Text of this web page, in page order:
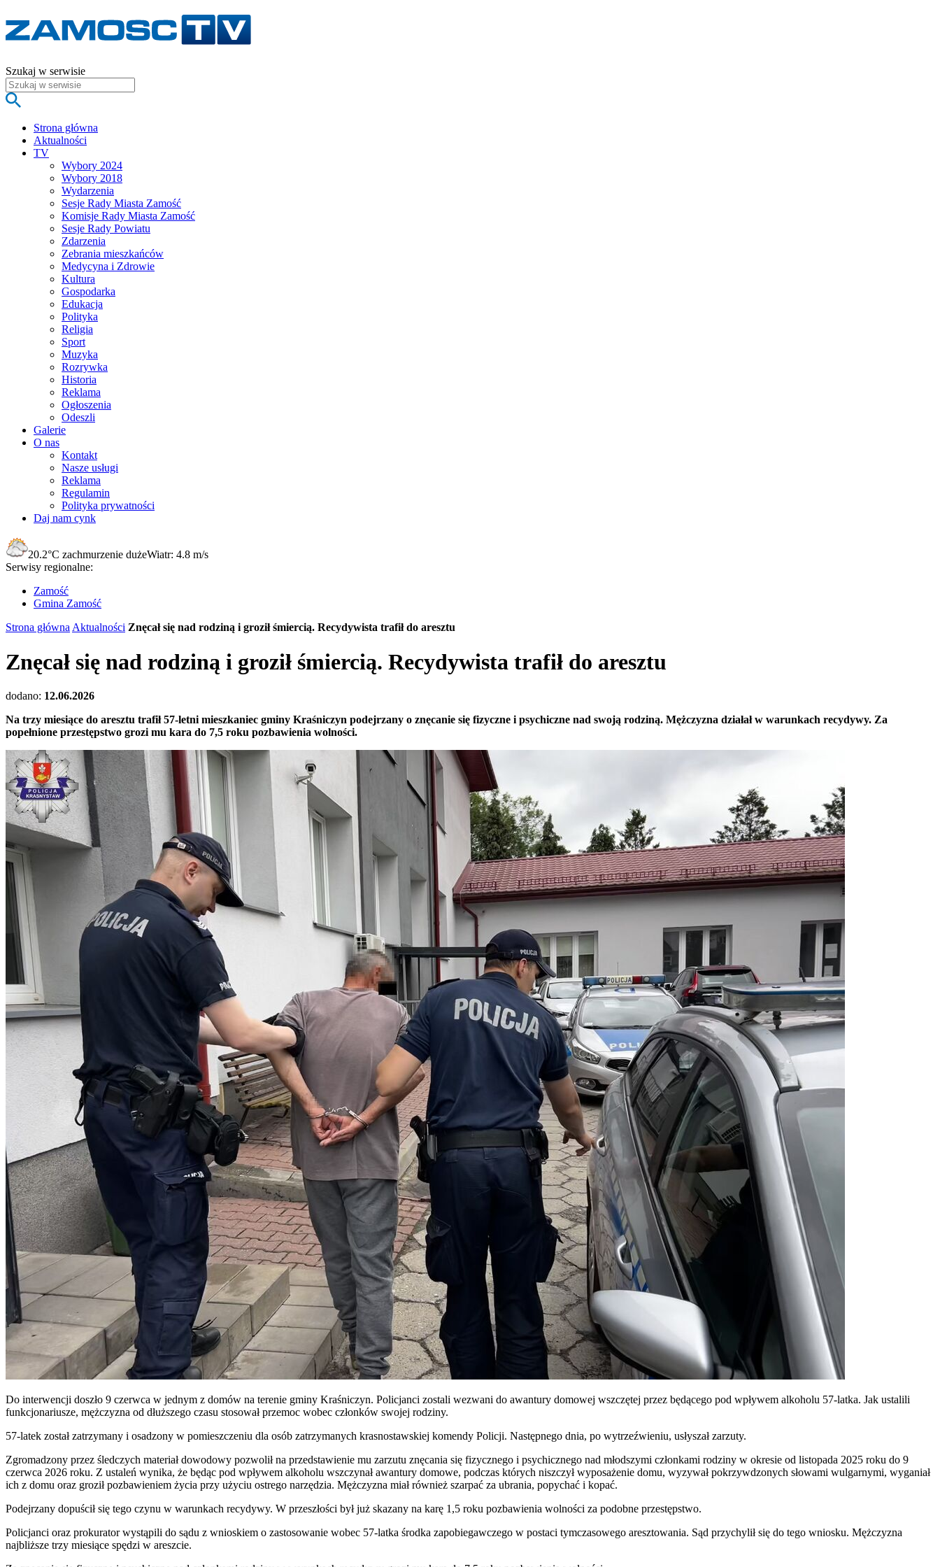
Szukaj w serwisie
Strona główna
Aktualności
TV
Wybory 2024
Wybory 2018
Wydarzenia
Sesje Rady Miasta Zamość
Komisje Rady Miasta Zamość
Sesje Rady Powiatu
Zdarzenia
Zebrania mieszkańców
Medycyna i Zdrowie
Kultura
Gospodarka
Edukacja
Polityka
Religia
Sport
Muzyka
Rozrywka
Historia
Reklama
Ogłoszenia
Odeszli
Galerie
O nas
Kontakt
Nasze usługi
Reklama
Regulamin
Polityka prywatności
Daj nam cynk
20.2°C zachmurzenie dużeWiatr: 4.8 m/s
Serwisy regionalne:
Zamość
Gmina Zamość
Strona główna Aktualności Znęcał się nad rodziną i groził śmiercią. Recydywista trafił do aresztu
Znęcał się nad rodziną i groził śmiercią. Recydywista trafił do aresztu
dodano: 12.06.2026
Na trzy miesiące do aresztu trafił 57-letni mieszkaniec gminy Kraśniczyn podejrzany o znęcanie się fizyczne i psychiczne nad swoją rodziną. Mężczyzna działał w warunkach recydywy. Za
popełnione przestępstwo grozi mu kara do 7,5 roku pozbawienia wolności.
Do interwencji doszło 9 czerwca w jednym z domów na terenie gminy Kraśniczyn. Policjanci zostali wezwani do awantury domowej wszczętej przez będącego pod wpływem alkoholu 57-latka. Jak ustalili
funkcjonariusze, mężczyzna od dłuższego czasu stosował przemoc wobec członków swojej rodziny.
57-latek został zatrzymany i osadzony w pomieszczeniu dla osób zatrzymanych krasnostawskiej komendy Policji. Następnego dnia, po wytrzeźwieniu, usłyszał zarzuty.
Zgromadzony przez śledczych materiał dowodowy pozwolił na przedstawienie mu zarzutu znęcania się fizycznego i psychicznego nad młodszymi członkami rodziny w okresie od listopada 2025 roku do 9
czerwca 2026 roku. Z ustaleń wynika, że będąc pod wpływem alkoholu wszczynał awantury domowe, podczas których niszczył wyposażenie domu, wyzywał pokrzywdzonych słowami wulgarnymi, wyganiał
ich z domu oraz groził pozbawieniem życia przy użyciu ostrego narzędzia. Mężczyzna miał również szarpać za ubrania, popychać i kopać.
Podejrzany dopuścił się tego czynu w warunkach recydywy. W przeszłości był już skazany na karę 1,5 roku pozbawienia wolności za podobne przestępstwo.
Policjanci oraz prokurator wystąpili do sądu z wnioskiem o zastosowanie wobec 57-latka środka zapobiegawczego w postaci tymczasowego aresztowania. Sąd przychylił się do tego wniosku. Mężczyzna
najbliższe trzy miesiące spędzi w areszcie.